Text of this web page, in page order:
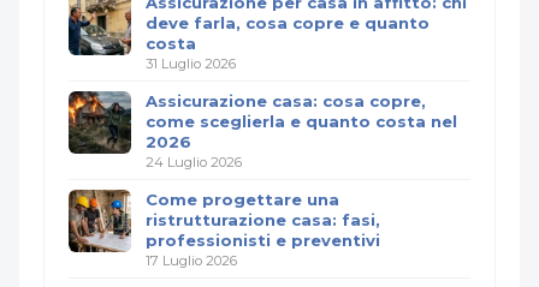
deve farla, cosa copre e quanto
costa
31 Luglio 2026
Assicurazione casa: cosa copre,
come sceglierla e quanto costa nel
2026
24 Luglio 2026
Come progettare una
ristrutturazione casa: fasi,
professionisti e preventivi
17 Luglio 2026